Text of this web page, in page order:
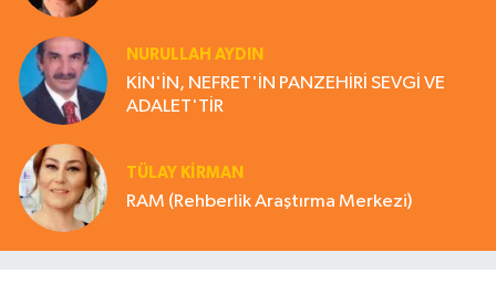
NURULLAH AYDIN
KİN'İN, NEFRET'İN PANZEHİRİ SEVGİ VE
ADALET'TİR
TÜLAY KİRMAN
RAM (Rehberlik Araştırma Merkezi)